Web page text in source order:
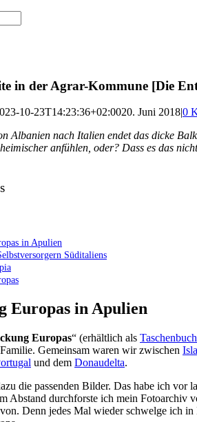
in der Agrar-Kommune [Die
10-23T14:23:36+02:0020. Juni 2018|0
Albanien nach Italien endet das dicke
anfühlen, oder? Dass es das
in Apulien
Süditaliens
Europas in Apulien
Europas“ (erhältlich als
Gemeinsam waren wir zwischen
und dem Donaudelta.
die passenden Bilder. Das habe ich vor
Abstand durchforste ich mein Fotoarchiv
Denn jedes Mal wieder schwelge ich